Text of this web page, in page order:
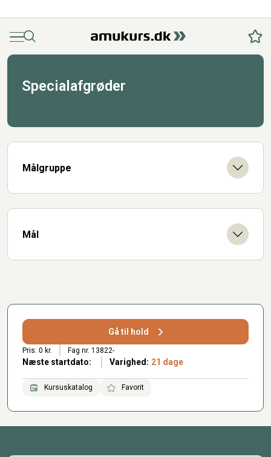
MenuSøg
Specialafgrøder
Målgruppe
Mål
Gå til hold
Pris: 0 kr. Fag nr. 13822-
Næste startdato: Varighed: 21 dage
Kursuskatalog Favorit